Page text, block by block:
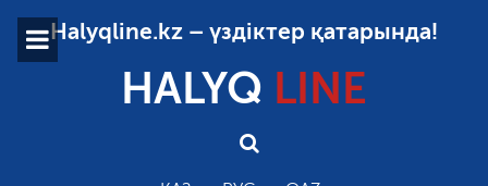
Halyqline.kz – үздіктер қатарында!
HALYQ LINE